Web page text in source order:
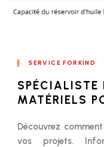
SERVICE FORKIND
SPÉCIALISTE
MATÉRIELS
Découvrez
vos projets.